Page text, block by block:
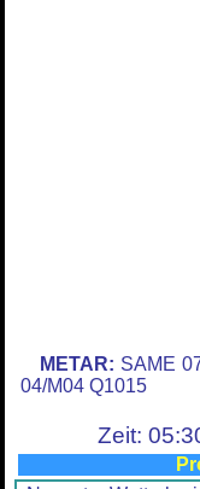
METAR: SAME
04/M04 Q1015
Zeit: